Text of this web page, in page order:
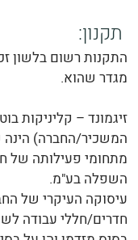
תקנון:
התקנות רשום בלשון
מגדר שהוא.
זיגמונד – קליניקות
המשכיר/החברה)
מתחומי פעילותה של
השפלה בע"מ.
עיסוקה העיקרי של
חדרים/חללי עבודה